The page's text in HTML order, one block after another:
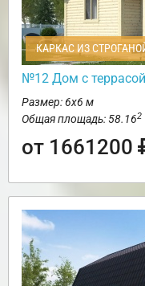
КАРКАС ИЗ
№12 Дом с
Размер: 6х6 м
Общая площадь: 58.162
от 1661200